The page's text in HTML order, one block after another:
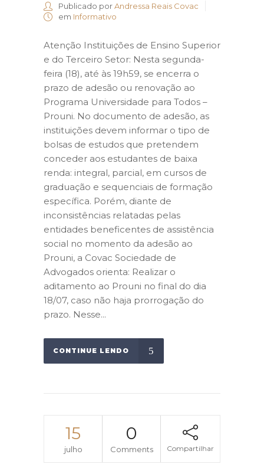
Publicado porAndressa Reais Covac
em Informativo
Atenção Instituições de Ensino Superior
e do Terceiro Setor: Nesta segunda-
feira (18), até às 19h59, se encerra o
prazo de adesão ou renovação ao
Programa Universidade para Todos –
Prouni. No documento de adesão, as
instituições devem informar o tipo de
bolsas de estudos que pretendem
conceder aos estudantes de baixa
renda: integral, parcial, em cursos de
graduação e sequenciais de formação
específica. Porém, diante de
inconsistências relatadas pelas
entidades beneficentes de assistência
social no momento da adesão ao
Prouni, a Covac Sociedade de
Advogados orienta: Realizar o
aditamento ao Prouni no final do dia
18/07, caso não haja prorrogação do
prazo. Nesse...
CONTINUE LENDO
15
julho
0
Comments Compartilhar